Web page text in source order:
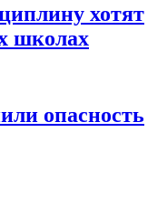
хотят
школах
опасность